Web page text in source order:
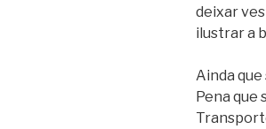
deixar
ilustrar a
Ainda
Pena que